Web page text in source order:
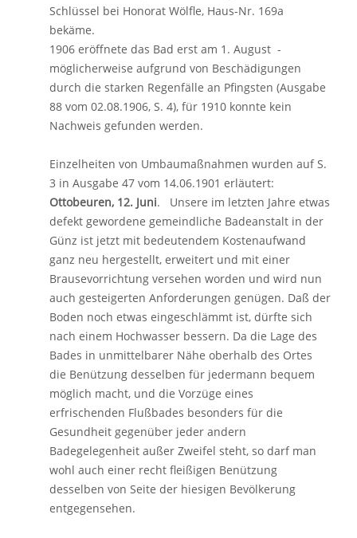
Schlüssel bei Honorat Wölfle, Haus-Nr. 169a
bekäme.
1906 eröffnete das Bad erst am 1. August -
möglicherweise aufgrund von Beschädigungen
durch die starken Regenfälle an Pfingsten (Ausgabe
88 vom 02.08.1906, S. 4), für 1910 konnte kein
Nachweis gefunden werden.
Einzelheiten von Umbaumaßnahmen wurden auf S.
3 in Ausgabe 47 vom 14.06.1901 erläutert:
Ottobeuren, 12. Juni. Unsere im letzten Jahre etwas
defekt gewordene gemeindliche Badeanstalt in der
Günz ist jetzt mit bedeutendem Kostenaufwand
ganz neu hergestellt, erweitert und mit einer
Brausevorrichtung versehen worden und wird nun
auch gesteigerten Anforderungen genügen. Daß der
Boden noch etwas eingeschlämmt ist, dürfte sich
nach einem Hochwasser bessern. Da die Lage des
Bades in unmittelbarer Nähe oberhalb des Ortes
die Benützung desselben für jedermann bequem
möglich macht, und die Vorzüge eines
erfrischenden Flußbades besonders für die
Gesundheit gegenüber jeder andern
Badegelegenheit außer Zweifel steht, so darf man
wohl auch einer recht fleißigen Benützung
desselben von Seite der hiesigen Bevölkerung
entgegensehen.